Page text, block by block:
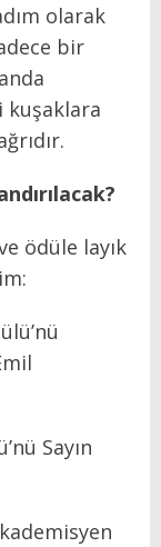
olarak
bir
kuşaklara
ödüle layık
Sayın